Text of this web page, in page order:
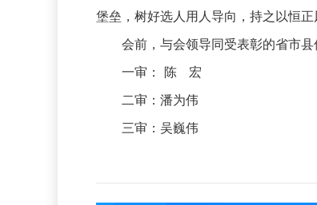
堡垒，树好选人用人导向，持之以恒
会前，与会领导同受表彰的省市县
一审： 陈 宏
二审：潘为伟
三审：吴巍伟